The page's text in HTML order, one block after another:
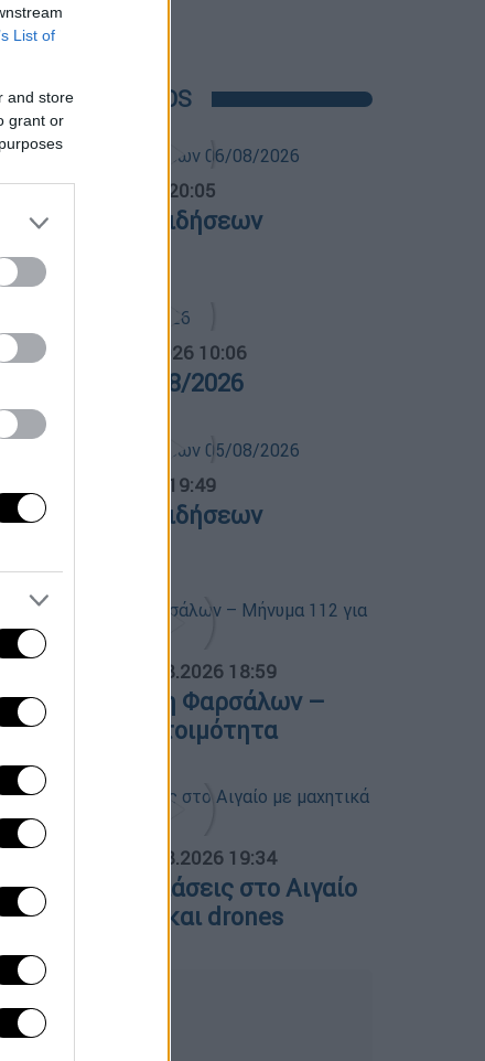
List of
and store
grant or
POPULAR VIDEOS
|06.08.2026 20:05
δελτίο ειδήσεων
08/2026
Ελλάδος... 06.08.2026 10:06
Ελλάδος 06/08/2026
05.08.2026 19:49
δελτίο ειδήσεων
06.08.2026 18:59
στην Κρήνη Φαρσάλων –
112 για ετοιμότητα
06.08.2026 19:34
παραβιάσεις στο Αιγαίο
μαχητικά F-16 και drones